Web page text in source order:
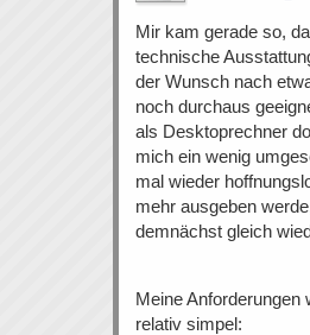
Mir kam gerade so,
technische
der Wunsch nach
noch durchaus
als Desktoprechner
mich ein wenig
mal wieder
mehr ausgeben
demnächst gleich
Meine Anforderungen
relativ simpel: